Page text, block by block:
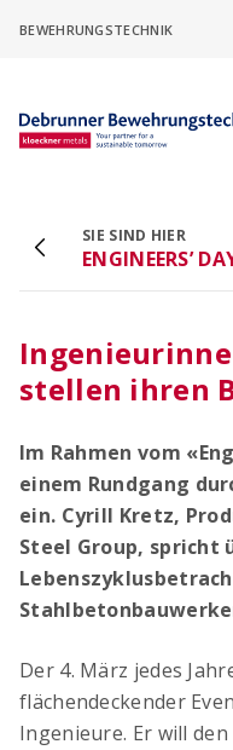
content
BEWEHRUNGSTECHNIK
ACINOXplus®
OCIMA –
der
SIE SIND HIER
ENGINEERS’
stellen ihren
Im Rahmen vom
einem Rundgang
ein. Cyrill Kretz,
Steel Group, spricht
Der 4. März jedes
flächendeckender
Ingenieure. Er will